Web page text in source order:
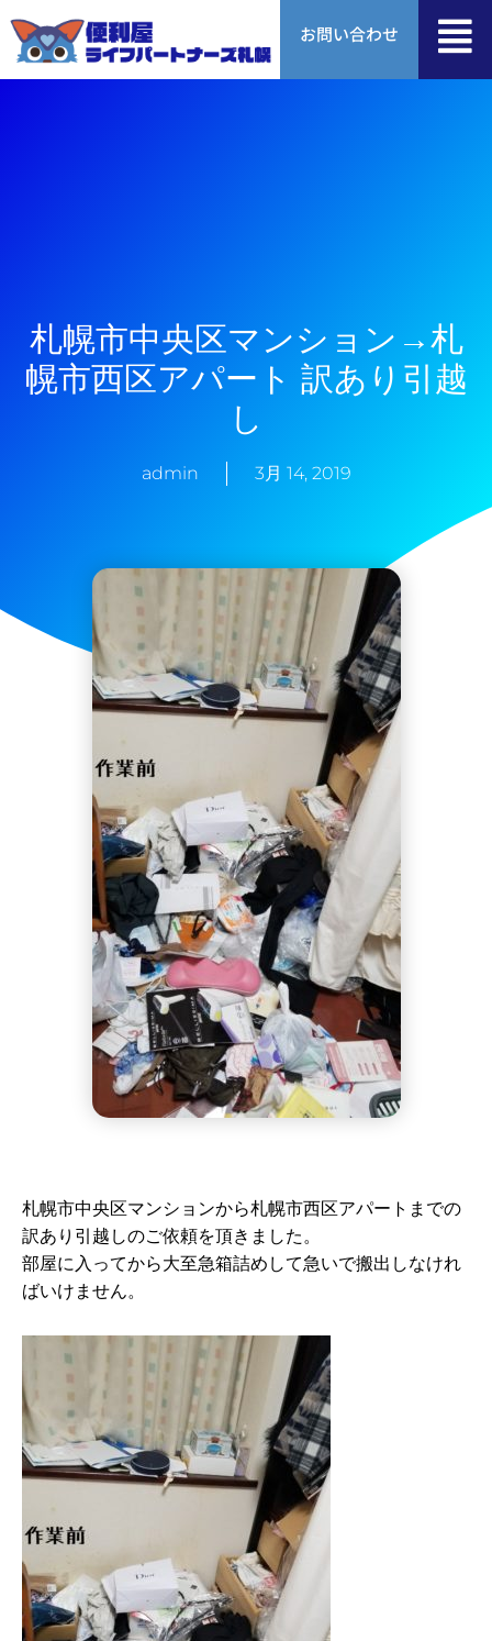
容
ス
お問い合わせ
札幌市中央区マンション→札
幌市西区アパート 訳あり引越
し
admin 3月 14, 2019
札幌市中央区マンションから札幌市西区アパートまでの
訳あり引越しのご依頼を頂きました。
部屋に入ってから大至急箱詰めして急いで搬出しなけれ
ばいけません。